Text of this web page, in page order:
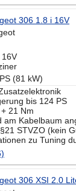
306 1.8 i 16V
16V
(81 kW)
bis 124 PS
21 Nm
am Kabelbaum
STVZO (kein
zu Tuning
306 XSI 2.0